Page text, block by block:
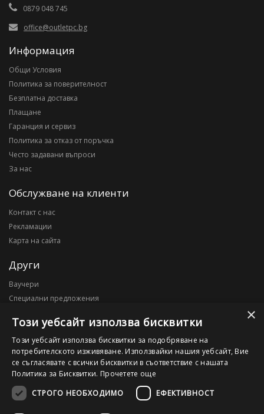
0879 048 745
office@outletpc.bg
Информация
Общи Условия
Политика за поверителност
Безплатна доставка
Плащане
Гаранция и сервиз
Политика за отказ от поръчка
Често задавани въпроси
За нас
Обслужване на клиенти
Контакт с нас
Рекламации
Карта на сайта
Други
Ваучери
Специални предложения
Моят профил
Моят профил
История на поръчките
Желани продукти
×
Този уебсайт използва бисквитки
Този уебсайт използва бисквитки за подобряване на
потребителското изживяване. Използвайки нашия уебсайт, Вие
се съгласявате с всички бисквитки в съответствие с нашата
Политика за Бисквитки. Прочетете още
СТРОГО НЕОБХОДИМО
ЕФЕКТИВНОСТ